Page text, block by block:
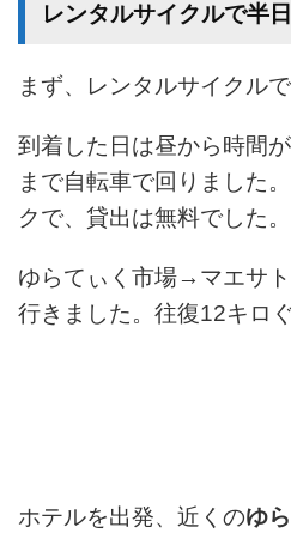
レンタルサイクルで半
まず、レンタルサイクルで
到着した日は昼から時間
まで自転車で回りました
クで、貸出は無料でした。
ゆらてぃく市場→マエサ
行きました。往復12キロ
ホテルを出発、近くのゆ